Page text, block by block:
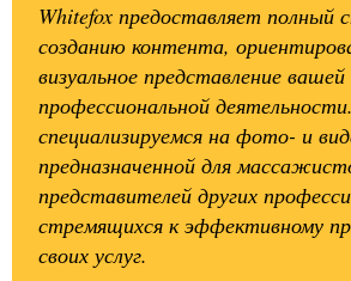
Whitefox предоставляет полный
созданию контента,
визуальное представление вашей
профессиональной
специализируемся на фото- и
предназначенной для
представителей других
стремящихся к эффективному
своих услуг.